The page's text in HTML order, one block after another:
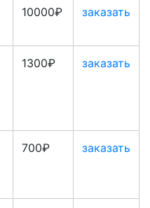
10000₽ заказать
1300₽ заказать
700₽ заказать